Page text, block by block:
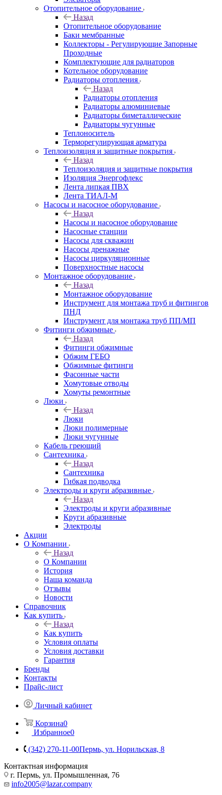
Отопительное оборудование
Назад
Отопительное оборудование
Баки мембранные
Коллекторы - Регулирующие Запорные
Проходные
Комплектующие для радиаторов
Котельное оборудование
Радиаторы отопления
Назад
Радиаторы отопления
Радиаторы алюминиевые
Радиаторы биметаллические
Радиаторы чугунные
Теплоноситель
Терморегулирующая арматура
Теплоизоляция и защитные покрытия
Назад
Теплоизоляция и защитные покрытия
Изоляция Энергофлекс
Лента липкая ПВХ
Лента ТИАЛ-М
Насосы и насосное оборудование
Назад
Насосы и насосное оборудование
Насосные станции
Насосы для скважин
Насосы дренажные
Насосы циркуляционные
Поверхностные насосы
Монтажное оборудование
Назад
Монтажное оборудование
Инструмент для монтажа труб и фитингов
ПНД
Инструмент для монтажа труб ПП/МП
Фитинги обжимные
Назад
Фитинги обжимные
Обжим ГЕБО
Обжимные фитинги
Фасонные части
Хомутовые отводы
Хомуты ремонтные
Люки
Назад
Люки
Люки полимерные
Люки чугунные
Кабель греющий
Сантехника
Назад
Сантехника
Гибкая подводка
Электроды и круги абразивные
Назад
Электроды и круги абразивные
Круги абразивные
Электроды
Акции
О Компании
Назад
О Компании
История
Наша команда
Отзывы
Новости
Справочник
Как купить
Назад
Как купить
Условия оплаты
Условия доставки
Гарантия
Бренды
Контакты
Прайс-лист
Личный кабинет
Корзина0
Избранное0
(342) 270-11-00Пермь, ул. Норильская, 8
Контактная информация
г. Пермь, ул. Промышленная, 76
info2005@lazar.company